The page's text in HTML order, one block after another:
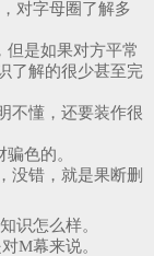
对字母圈了解多
但是如果对方平常
了解的很少甚至完
不懂，还要装作很
色的。
没错，就是果断删
识怎么样。
M幕来说。